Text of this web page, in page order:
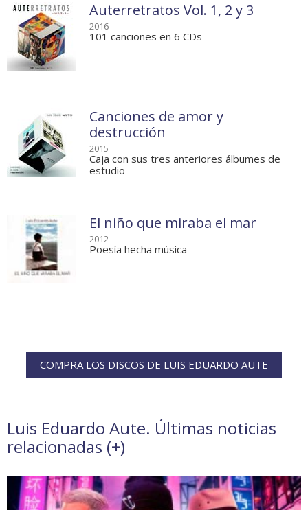
Auterretratos Vol. 1, 2 y 3
2016
101 canciones en 6 CDs
Canciones de amor y
destrucción
2015
Caja con sus tres anteriores álbumes de
estudio
El niño que miraba el mar
2012
Poesía hecha música
COMPRA LOS DISCOS DE LUIS EDUARDO AUTE
Luis Eduardo Aute. Últimas noticias
relacionadas (+)